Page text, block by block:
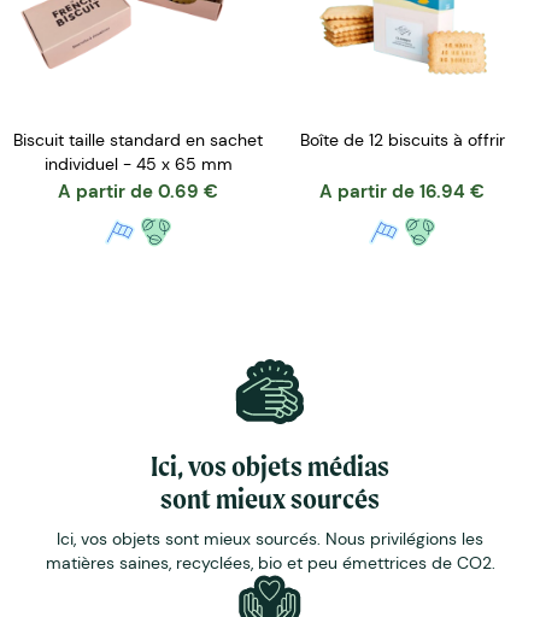
Biscuit taille standard en sachet
individuel - 45 x 65 mm
A partir de 0.69 €
Boîte de 12 biscuits à offrir
A partir de 16.94 €
Ici, vos objets médias
sont mieux sourcés
Ici, vos objets sont mieux sourcés. Nous privilégions les
matières saines, recyclées, bio et peu émettrices de CO2.